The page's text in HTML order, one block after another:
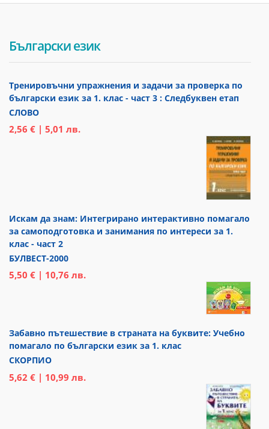
Български език
Тренировъчни упражнения и задачи за проверка по
български език за 1. клас - част 3 : Следбуквен етап
СЛОВО
2,56 € | 5,01 лв.
Искам да знам: Интегрирано интерактивно помагало
за самоподготовка и занимания по интереси за 1.
клас - част 2
БУЛВЕСТ-2000
5,50 € | 10,76 лв.
Забавно пътешествие в страната на буквите: Учебно
помагало по български език за 1. клас
СКОРПИО
5,62 € | 10,99 лв.